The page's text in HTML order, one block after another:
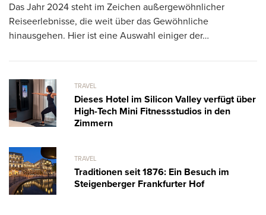
Das Jahr 2024 steht im Zeichen außergewöhnlicher
Reiseerlebnisse, die weit über das Gewöhnliche
hinausgehen. Hier ist eine Auswahl einiger der…
TRAVEL
Dieses Hotel im Silicon Valley verfügt über
High-Tech Mini Fitnessstudios in den
Zimmern
TRAVEL
Traditionen seit 1876: Ein Besuch im
Steigenberger Frankfurter Hof